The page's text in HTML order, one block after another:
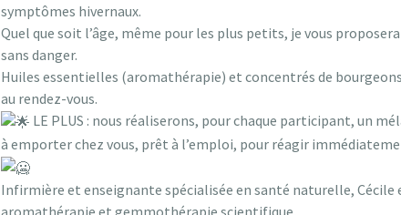
symptômes hivernaux.
Quel que soit l’âge, même pour les plus petits, je vous
sans danger.
Huiles essentielles (aromathérapie) et concentrés de
au rendez-vous.
LE PLUS : nous réaliserons, pour chaque participant, un
à emporter chez vous, prêt à l’emploi, pour réagir
Infirmière et enseignante spécialisée en santé naturelle,